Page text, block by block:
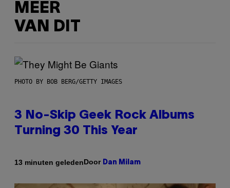
MEER
VAN DIT
PHOTO BY BOB BERG/GETTY IMAGES
3 No-Skip Geek Rock Albums
Turning 30 This Year
13 minuten geledenDoor Dan Milam